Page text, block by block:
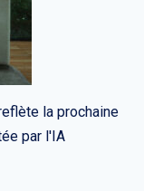
la prochaine
par l'IA